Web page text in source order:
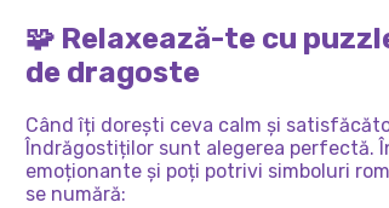
🧩 Relaxează-te cu
de dragoste
Când îți dorești ceva calm și
Îndrăgostiților sunt alegerea perfectă.
emoționante și poți potrivi simboluri
se numără: